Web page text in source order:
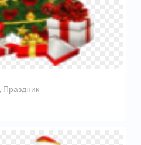
Праздник